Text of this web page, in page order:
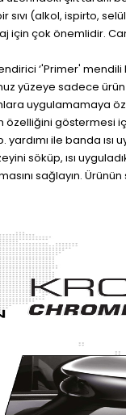
sıvı (alkol, ispirto,
çok önemlidir.
‘'Primer'
yüzeye sadece
uygulamamaya
özelliğini göstermesi
ile banda ısı
söküp, ısı
sağlayın.